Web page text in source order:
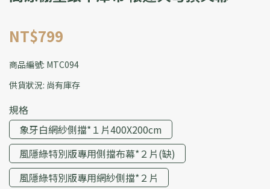
NT$799
商品編號: MTC094
供貨狀況: 尚有庫存
規格
象牙白網紗側擋*１片400X200cm
風隱綠特別版專用側擋布幕*２片(缺)
風隱綠特別版專用網紗側擋*２片